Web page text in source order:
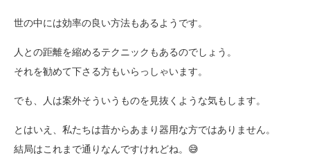
世の中には効率の良い方法もあるようです。
人との距離を縮めるテクニックもあるのでしょう。
それを勧めて下さる方もいらっしゃいます。
でも、人は案外そういうものを見抜くような気もします。
とはいえ、私たちは昔からあまり器用な方ではありません。
結局はこれまで通りなんですけれどね。😅